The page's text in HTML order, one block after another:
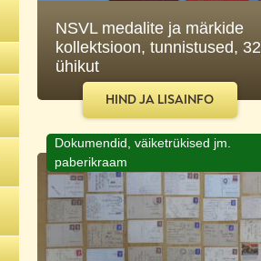
NSVL medalite ja märkide
kollektsioon, tunnistused, 32
ühikut
HIND JA LISAINFO
Dokumendid, väiketrükised jm.
paberikraam